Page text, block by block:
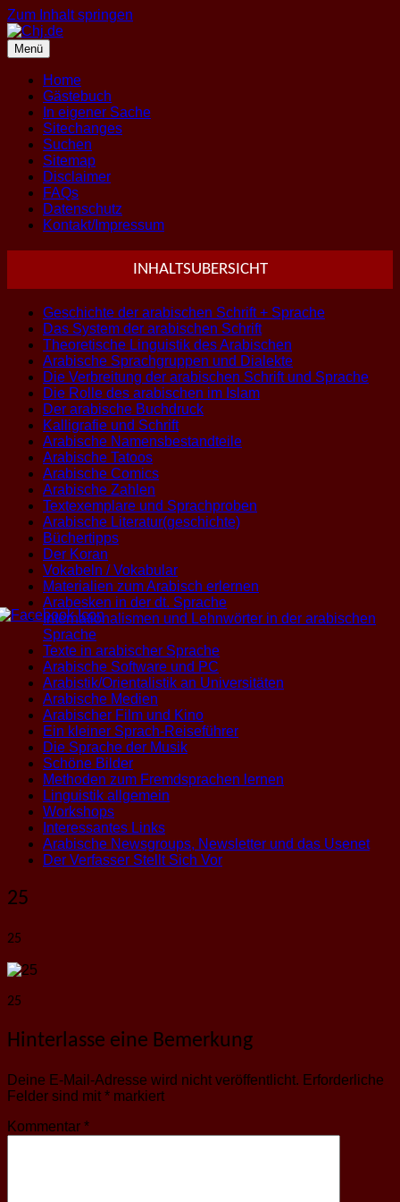
Zum Inhalt springen
Menü
Home
Gästebuch
In eigener Sache
Sitechanges
Suchen
Sitemap
Disclaimer
FAQs
Datenschutz
Kontakt/Impressum
INHALTSUBERSICHT
Geschichte der arabischen Schrift + Sprache
Das System der arabischen Schrift
Theoretische Linguistik des Arabischen
Arabische Sprachgruppen und Dialekte
Die Verbreitung der arabischen Schrift und Sprache
Die Rolle des arabischen im Islam
Der arabische Buchdruck
Kalligrafie und Schrift
Arabische Namensbestandteile
Arabische Tatoos
Arabische Comics
Arabische Zahlen
Textexemplare und Sprachproben
Arabische Literatur(geschichte)
Büchertipps
Der Koran
Vokabeln / Vokabular
Materialien zum Arabisch erlernen
Arabesken in der dt. Sprache
Internationalismen und Lehnwörter in der arabischen
Sprache
Texte in arabischer Sprache
Arabische Software und PC
Arabistik/Orientalistik an Universitäten
Arabische Medien
Arabischer Film und Kino
Ein kleiner Sprach-Reiseführer
Die Sprache der Musik
Schöne Bilder
Methoden zum Fremdsprachen lernen
Linguistik allgemein
Workshops
Interessantes Links
Arabische Newsgroups, Newsletter und das Usenet
Der Verfasser Stellt Sich Vor
25
25
25
Hinterlasse eine Bemerkung
Deine E-Mail-Adresse wird nicht veröffentlicht. Erforderliche
Felder sind mit * markiert
Kommentar *